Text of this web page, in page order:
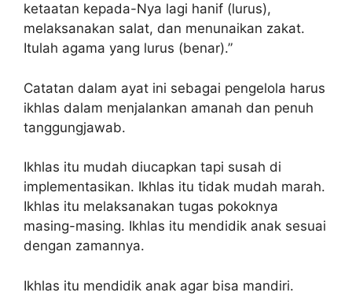
ketaatan kepada-Nya lagi hanif (lurus),
melaksanakan salat, dan menunaikan zakat.
Itulah agama yang lurus (benar).”
Catatan dalam ayat ini sebagai pengelola harus
ikhlas dalam menjalankan amanah dan penuh
tanggungjawab.
Ikhlas itu mudah diucapkan tapi susah di
implementasikan. Ikhlas itu tidak mudah marah.
Ikhlas itu melaksanakan tugas pokoknya
masing-masing. Ikhlas itu mendidik anak sesuai
dengan zamannya.
Ikhlas itu mendidik anak agar bisa mandiri.